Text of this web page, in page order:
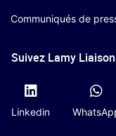
Communiqués de
Suivez Lamy
Linkedin